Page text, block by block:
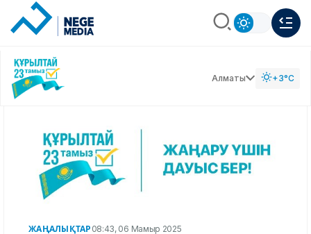
Алматы +3°C
ЖАҢАЛЫҚТАР 08:43, 06 Мамыр 2025